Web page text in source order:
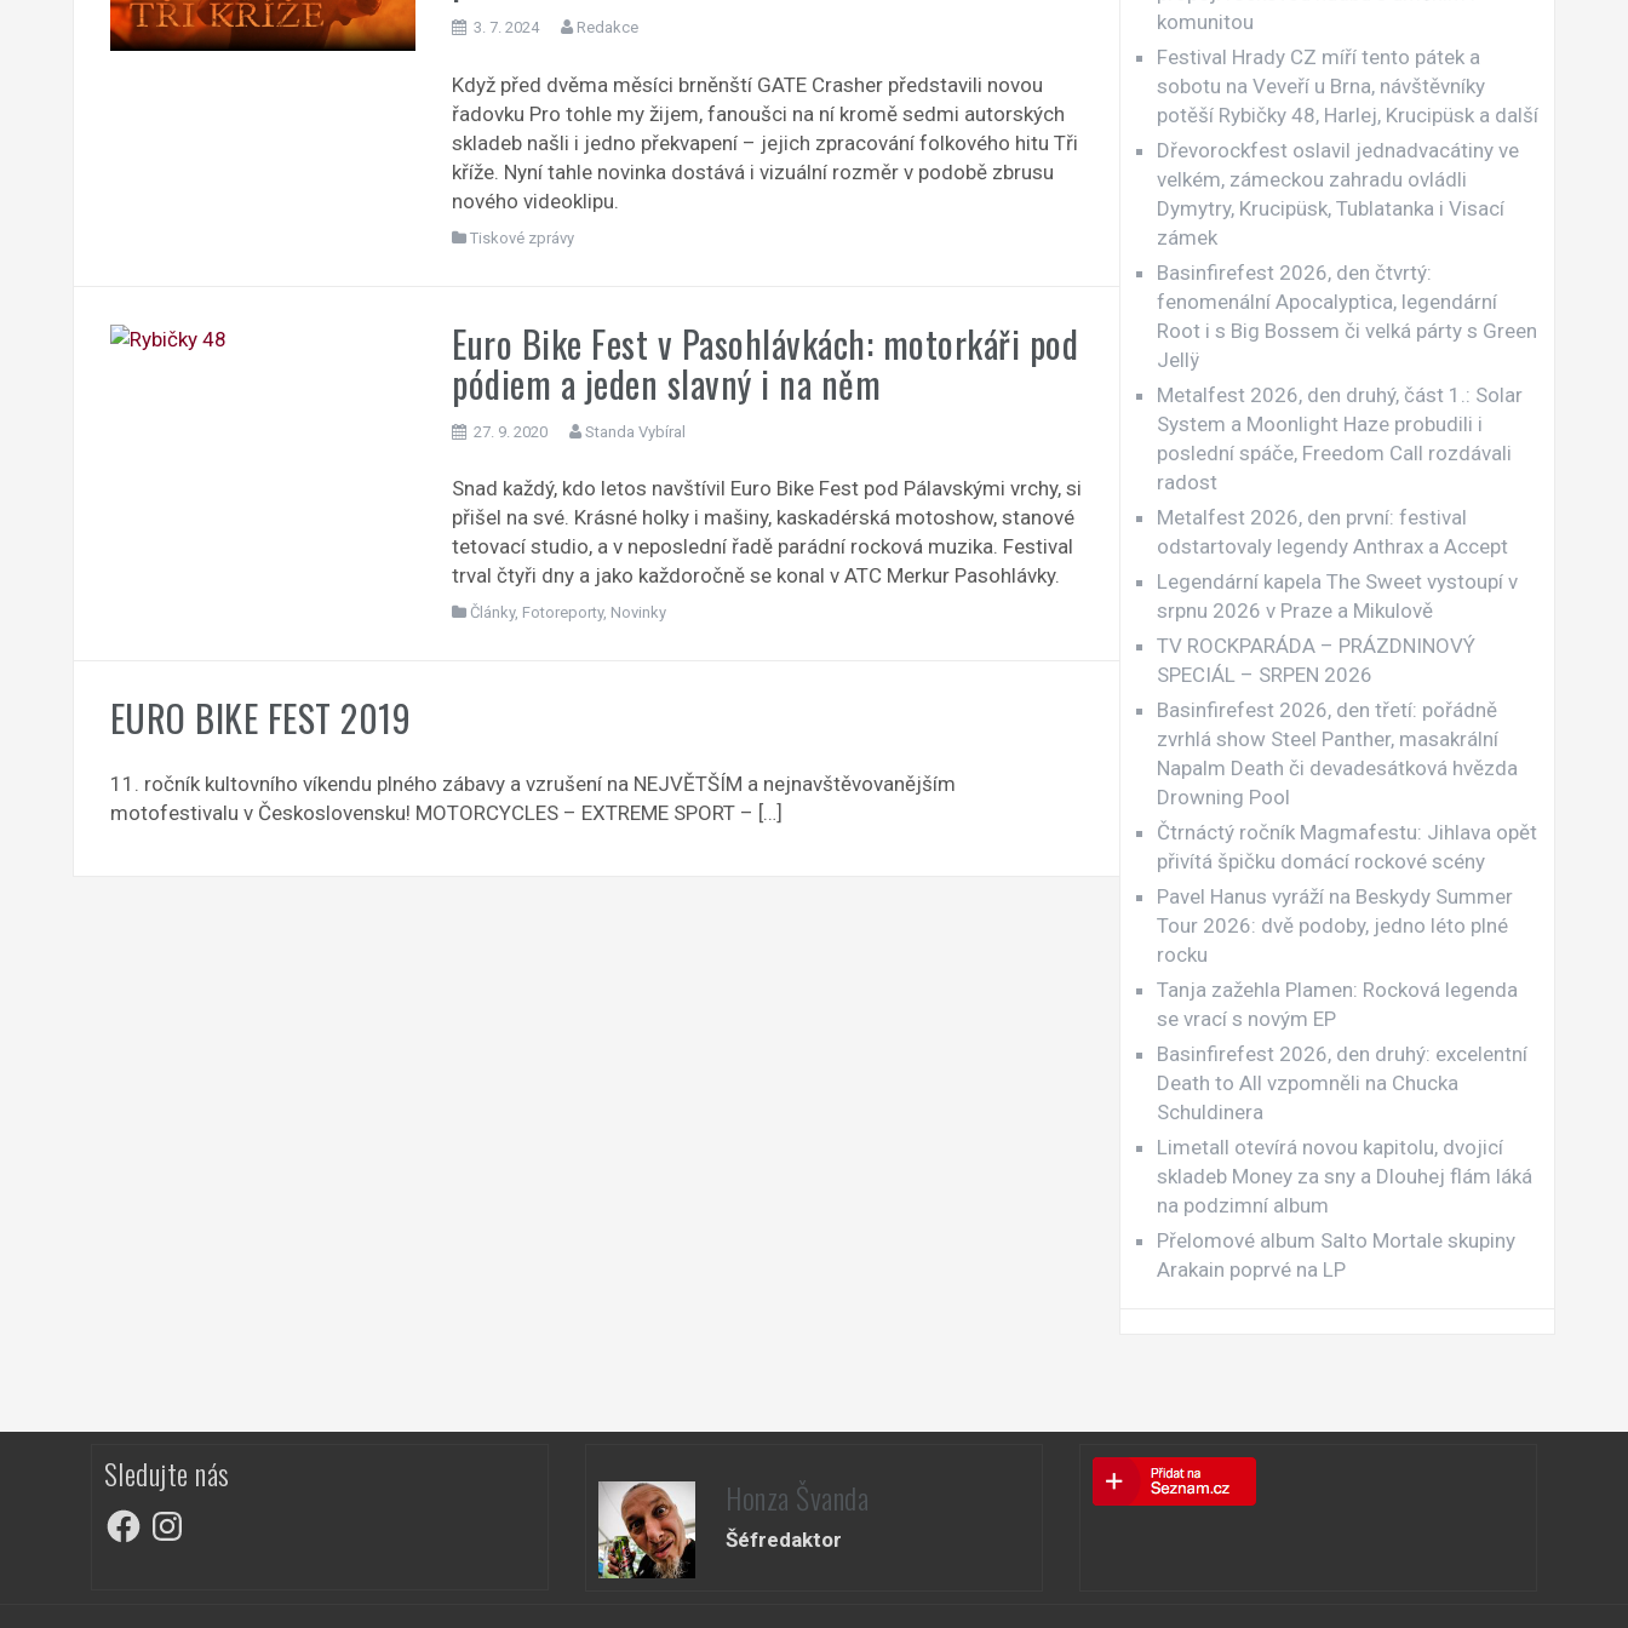
3. 7. 2024 Redakce
Když před dvěma měsíci brněnští GATE Crasher představili novou
řadovku Pro tohle my žijem, fanoušci na ní kromě sedmi autorských
skladeb našli i jedno překvapení – jejich zpracování folkového hitu Tři
kříže. Nyní tahle novinka dostává i vizuální rozměr v podobě zbrusu
nového videoklipu.
Tiskové zprávy
Euro Bike Fest v Pasohlávkách: motorkáři pod
pódiem a jeden slavný i na něm
27. 9. 2020 Standa Vybíral
Snad každý, kdo letos navštívil Euro Bike Fest pod Pálavskými vrchy, si
přišel na své. Krásné holky i mašiny, kaskadérská motoshow, stanové
tetovací studio, a v neposlední řadě parádní rocková muzika. Festival
trval čtyři dny a jako každoročně se konal v ATC Merkur Pasohlávky.
Články, Fotoreporty, Novinky
EURO BIKE FEST 2019
11. ročník kultovního víkendu plného zábavy a vzrušení na NEJVĚTŠÍM a nejnavštěvovanějším
motofestivalu v Československu! MOTORCYCLES – EXTREME SPORT – […]
komunitou
Festival Hrady CZ míří tento pátek a
sobotu na Veveří u Brna, návštěvníky
potěší Rybičky 48, Harlej, Krucipüsk a další
Dřevorockfest oslavil jednadvacátiny ve
velkém, zámeckou zahradu ovládli
Dymytry, Krucipüsk, Tublatanka i Visací
zámek
Basinfirefest 2026, den čtvrtý:
fenomenální Apocalyptica, legendární
Root i s Big Bossem či velká párty s Green
Jellÿ
Metalfest 2026, den druhý, část 1.: Solar
System a Moonlight Haze probudili i
poslední spáče, Freedom Call rozdávali
radost
Metalfest 2026, den první: festival
odstartovaly legendy Anthrax a Accept
Legendární kapela The Sweet vystoupí v
srpnu 2026 v Praze a Mikulově
TV ROCKPARÁDA – PRÁZDNINOVÝ
SPECIÁL – SRPEN 2026
Basinfirefest 2026, den třetí: pořádně
zvrhlá show Steel Panther, masakrální
Napalm Death či devadesátková hvězda
Drowning Pool
Čtrnáctý ročník Magmafestu: Jihlava opět
přivítá špičku domácí rockové scény
Pavel Hanus vyráží na Beskydy Summer
Tour 2026: dvě podoby, jedno léto plné
rocku
Tanja zažehla Plamen: Rocková legenda
se vrací s novým EP
Basinfirefest 2026, den druhý: excelentní
Death to All vzpomněli na Chucka
Schuldinera
Limetall otevírá novou kapitolu, dvojicí
skladeb Money za sny a Dlouhej flám láká
na podzimní album
Přelomové album Salto Mortale skupiny
Arakain poprvé na LP
Sledujte nás
FacebookInstagram Honza Švanda
Šéfredaktor